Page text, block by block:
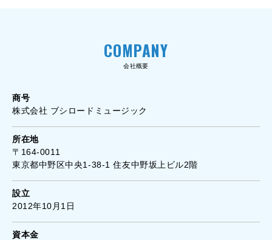
COMPANY
会社概要
商号
株式会社 ブシロードミュージック
所在地
〒164-0011
東京都中野区中央1-38-1 住友中野坂上ビル2階
設立
2012年10月1日
資本金